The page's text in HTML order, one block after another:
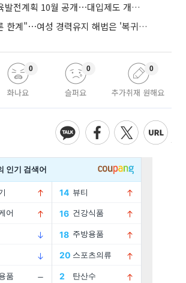
국교위, 국가교육발전계획 10월 공개⋯대입제도 개편 공론화 추진
"육아휴직만으론 한계"⋯여성 경력유지 해법은 '복귀 후 유연근무’
화나요
0
슬퍼요
0
추가취재 원해요
0